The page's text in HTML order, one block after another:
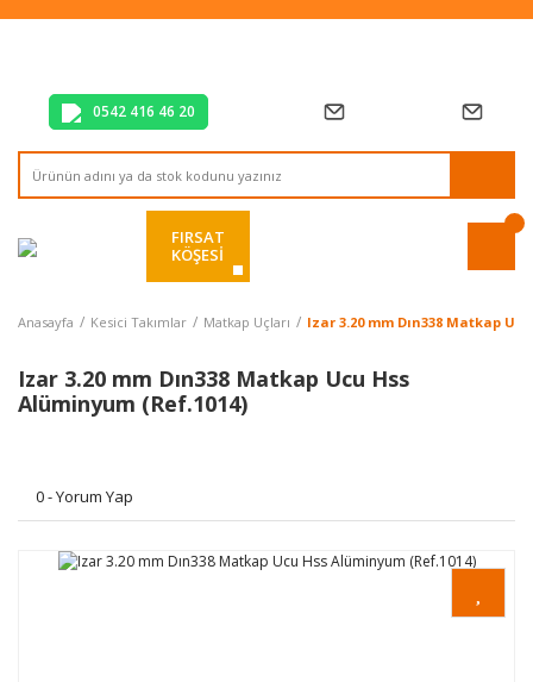
Tüm Alışverişlerde Vade Farksız 2 Taksit!
0542 416 46 20
FIRSAT
KÖŞESİ
Anasayfa Kesici Takımlar Matkap Uçları Izar 3.20 mm Dın338 Matkap
Izar 3.20 mm Dın338 Matkap Ucu Hss
Alüminyum (Ref.1014)
0 - Yorum Yap